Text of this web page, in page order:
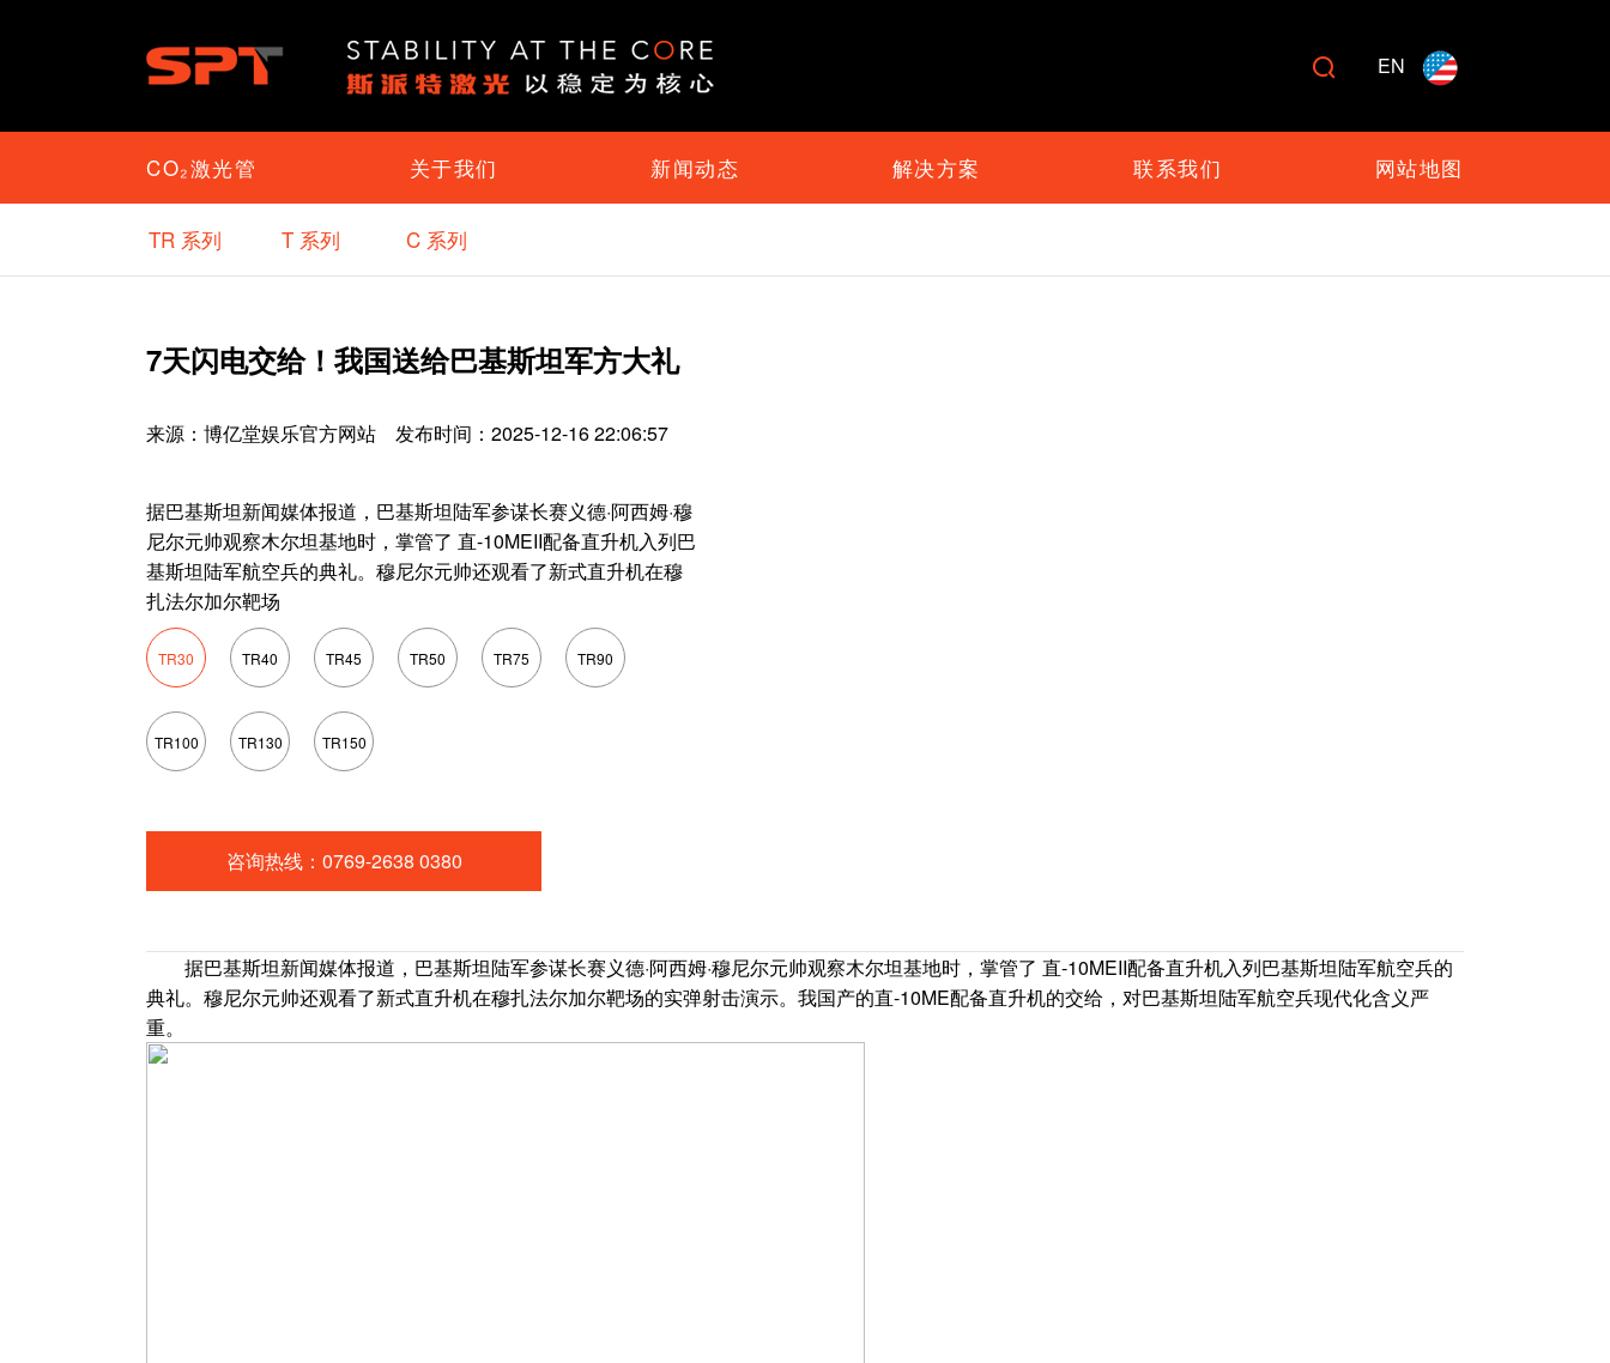
 EN
CO₂激光管 关于我们 新闻动态 解决方案 联系我们 网站地图
TR 系列 T 系列 C 系列
7天闪电交给！我国送给巴基斯坦军方大礼
来源： 博亿堂娱乐官方网站 发布时间：2025-12-16 22:06:57
据巴基斯坦新闻媒体报道，巴基斯坦陆军参谋长赛义德·阿西姆·穆
尼尔元帅观察木尔坦基地时，掌管了 直-10MEII配备直升机入列巴
基斯坦陆军航空兵的典礼。穆尼尔元帅还观看了新式直升机在穆
扎法尔加尔靶场
TR30 TR40 TR45 TR50 TR75 TR90
TR100 TR130 TR150
咨询热线：0769-2638 0380
据巴基斯坦新闻媒体报道，巴基斯坦陆军参谋长赛义德·阿西姆·穆尼尔元帅观察木尔坦基地时，掌管了 直-10MEII配备直升机入列巴基斯坦陆军航空兵的
典礼。穆尼尔元帅还观看了新式直升机在穆扎法尔加尔靶场的实弹射击演示。我国产的直-10ME配备直升机的交给，对巴基斯坦陆军航空兵现代化含义严
重。